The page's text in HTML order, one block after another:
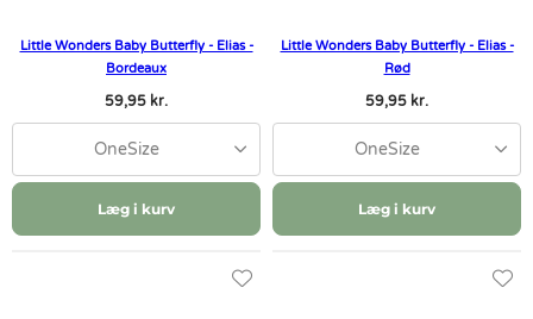
Little Wonders Baby Butterfly - Elias -
Bordeaux
59,95 kr.
OneSize
Læg i kurv
Little Wonders Baby Butterfly - Elias -
Rød
59,95 kr.
OneSize
Læg i kurv